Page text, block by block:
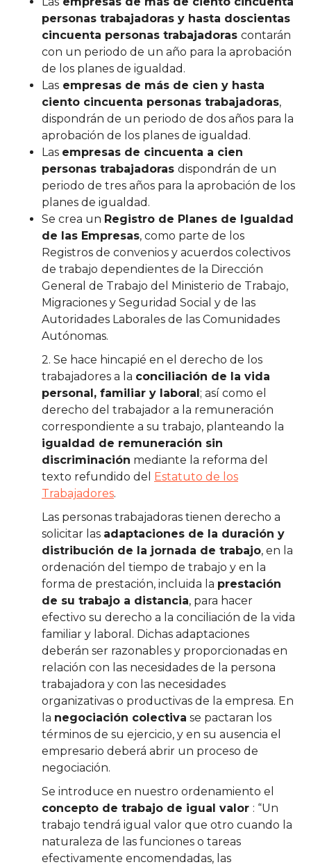
personas trabajadoras y hasta doscientas
cincuenta personas trabajadoras contarán
con un periodo de un año para la aprobación
de los planes de igualdad.
Las empresas de más de cien y hasta
ciento cincuenta personas trabajadoras,
dispondrán de un periodo de dos años para la
aprobación de los planes de igualdad.
Las empresas de cincuenta a cien
personas trabajadoras dispondrán de un
periodo de tres años para la aprobación de los
planes de igualdad.
Se crea un Registro de Planes de Igualdad
de las Empresas, como parte de los
Registros de convenios y acuerdos colectivos
de trabajo dependientes de la Dirección
General de Trabajo del Ministerio de Trabajo,
Migraciones y Seguridad Social y de las
Autoridades Laborales de las Comunidades
Autónomas.
2. Se hace hincapié en el derecho de los
trabajadores a la conciliación de la vida
personal, familiar y laboral; así como el
derecho del trabajador a la remuneración
correspondiente a su trabajo, planteando la
igualdad de remuneración sin
discriminación mediante la reforma del
texto refundido del Estatuto de los
Trabajadores.
Las personas trabajadoras tienen derecho a
solicitar las adaptaciones de la duración y
distribución de la jornada de trabajo, en la
ordenación del tiempo de trabajo y en la
forma de prestación, incluida la prestación
de su trabajo a distancia, para hacer
efectivo su derecho a la conciliación de la vida
familiar y laboral. Dichas adaptaciones
deberán ser razonables y proporcionadas en
relación con las necesidades de la persona
trabajadora y con las necesidades
organizativas o productivas de la empresa. En
la negociación colectiva se pactaran los
términos de su ejercicio, y en su ausencia el
empresario deberá abrir un proceso de
negociación.
Se introduce en nuestro ordenamiento el
concepto de trabajo de igual valor : “Un
trabajo tendrá igual valor que otro cuando la
naturaleza de las funciones o tareas
efectivamente encomendadas, las